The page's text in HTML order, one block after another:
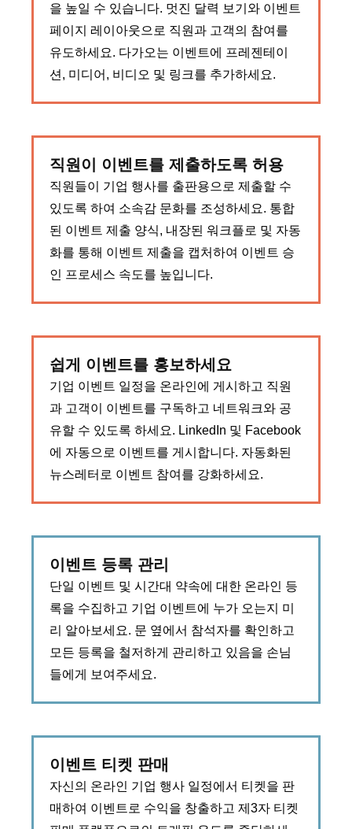
을 높일 수 있습니다. 멋진 달력 보기와 이벤트
페이지 레이아웃으로 직원과 고객의 참여를
유도하세요. 다가오는 이벤트에 프레젠테이
션, 미디어, 비디오 및 링크를 추가하세요.
직원이 이벤트를 제출하도록 허용
직원들이 기업 행사를 출판용으로 제출할 수
있도록 하여 소속감 문화를 조성하세요. 통합
된 이벤트 제출 양식, 내장된 워크플로 및 자동
화를 통해 이벤트 제출을 캡처하여 이벤트 승
인 프로세스 속도를 높입니다.
쉽게 이벤트를 홍보하세요
기업 이벤트 일정을 온라인에 게시하고 직원
과 고객이 이벤트를 구독하고 네트워크와 공
유할 수 있도록 하세요. LinkedIn 및 Facebook
에 자동으로 이벤트를 게시합니다. 자동화된
뉴스레터로 이벤트 참여를 강화하세요.
이벤트 등록 관리
단일 이벤트 및 시간대 약속에 대한 온라인 등
록을 수집하고 기업 이벤트에 누가 오는지 미
리 알아보세요. 문 옆에서 참석자를 확인하고
모든 등록을 철저하게 관리하고 있음을 손님
들에게 보여주세요.
이벤트 티켓 판매
자신의 온라인 기업 행사 일정에서 티켓을 판
매하여 이벤트로 수익을 창출하고 제3자 티켓